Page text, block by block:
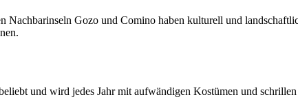
Gozo und Comino haben kulturell und
und wird jedes Jahr mit aufwändigen Kostümen und